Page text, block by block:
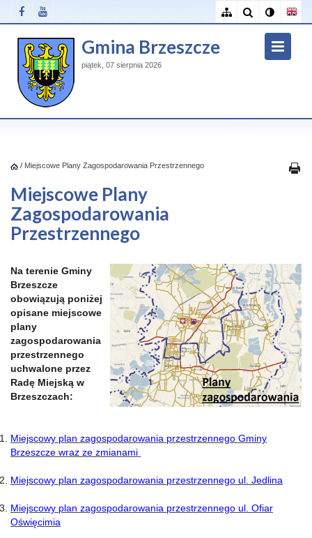
Gmina Brzeszcze
piątek, 07 sierpnia 2026
/ Miejscowe Plany Zagospodarowania Przestrzennego
Miejscowe Plany
Zagospodarowania
Przestrzennego
Na terenie Gminy
Brzeszcze
obowiązują poniżej
opisane miejscowe
plany
zagospodarowania
przestrzennego
uchwalone przez
Radę Miejską w
Brzeszczach:
Miejscowy plan zagospodarowania przestrzennego Gminy
Brzeszcze wraz ze zmianami
Miejscowy plan zagospodarowania przestrzennego ul. Jedlina
Miejscowy plan zagospodarowania przestrzennego ul. Ofiar
Oświęcimia